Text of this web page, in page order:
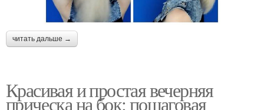
читать дальше →
Красивая и простая вечерняя
прическа на бок: пошаговая